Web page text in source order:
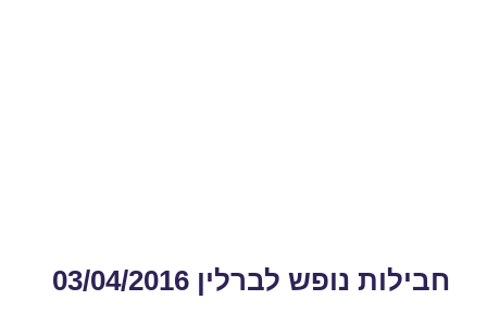
חבילות נופש לברלין 03/04/2016